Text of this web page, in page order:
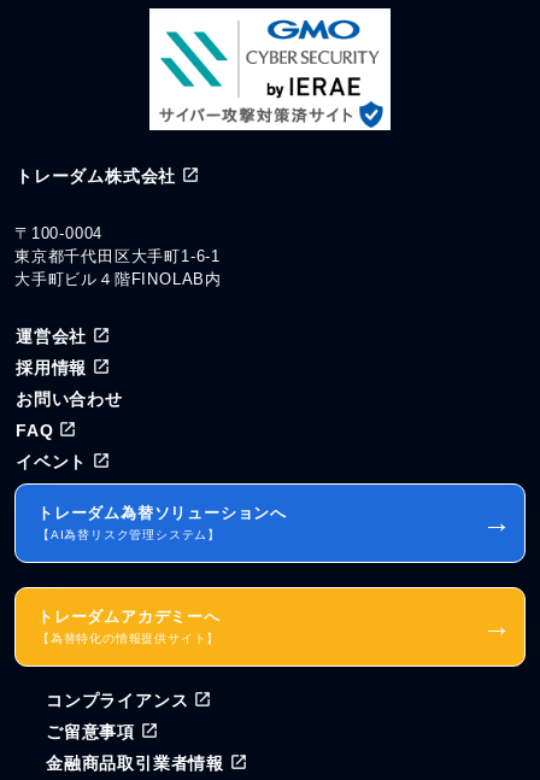
トレーダム株式会社
〒100-0004
東京都千代田区大手町1-6-1
大手町ビル４階FINOLAB内
運営会社
採用情報
お問い合わせ
FAQ
イベント
トレーダム為替ソリューションへ
【AI為替リスク管理システム】 →
トレーダムアカデミーへ
【為替特化の情報提供サイト】 →
コンプライアンス
ご留意事項
金融商品取引業者情報